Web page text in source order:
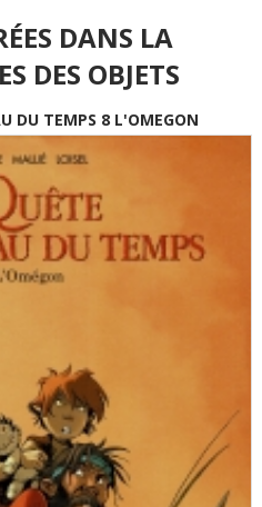
DANS LA
DES OBJETS
DU TEMPS 8 L'OMEGON